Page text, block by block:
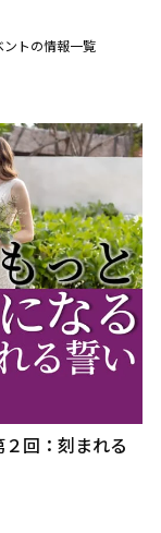
トの情報一覧
回：刻まれる